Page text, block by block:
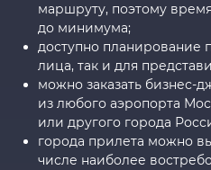
маршруту, поэтому
до минимума;
доступно планирование
лица, так и для
можно заказать бизнес-
из любого аэропорта
или другого города
города прилета можно
числе наиболее